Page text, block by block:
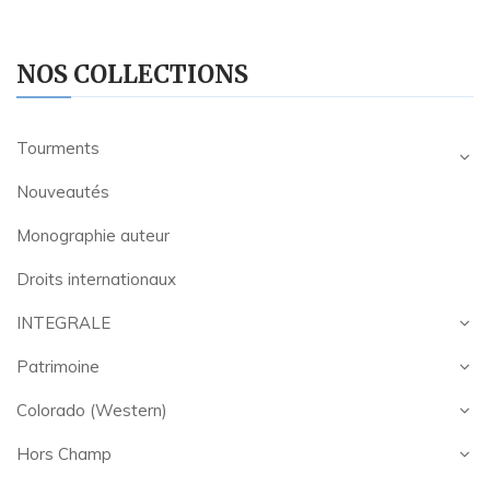
NOS COLLECTIONS
Tourments
Nouveautés
Monographie auteur
Droits internationaux
INTEGRALE
Patrimoine
Colorado (Western)
Hors Champ